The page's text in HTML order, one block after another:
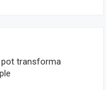
pot transforma